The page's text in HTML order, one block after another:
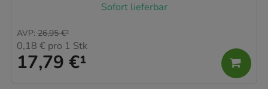
Sofort lieferbar
17,79 €¹
AVP: 26,95 €²
0,18 € pro 1 Stk